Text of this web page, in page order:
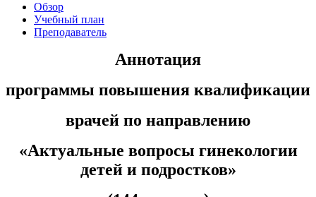
Прикладная геология, горное дело,
транспорта
Ядерная энергетика и технологии
Обзор
Учебный план
Преподаватель
Аннотация
программы повышения квалификации
врачей по направлению
«Актуальные вопросы гинекологии
детей и подростков»